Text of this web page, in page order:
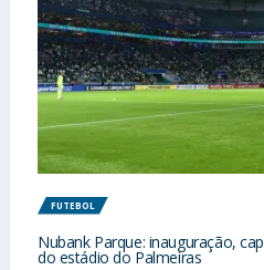
FUTEBOL
Nubank Parque: inauguração,
do estádio do Palmeiras